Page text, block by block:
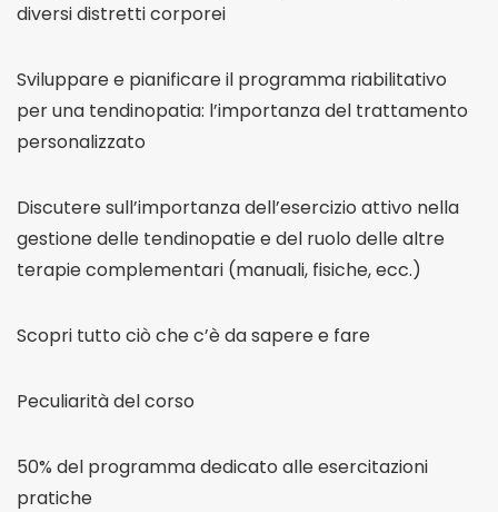
diversi distretti corporei
Sviluppare e pianificare il programma riabilitativo
per una tendinopatia: l’importanza del trattamento
personalizzato
Discutere sull’importanza dell’esercizio attivo nella
gestione delle tendinopatie e del ruolo delle altre
terapie complementari (manuali, fisiche, ecc.)
Scopri tutto ciò che c’è da sapere e fare
Peculiarità del corso
50% del programma dedicato alle esercitazioni
pratiche